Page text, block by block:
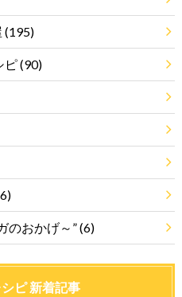
(195)
ピ(90)
のおかげ～”(6)
ピ 新着記事